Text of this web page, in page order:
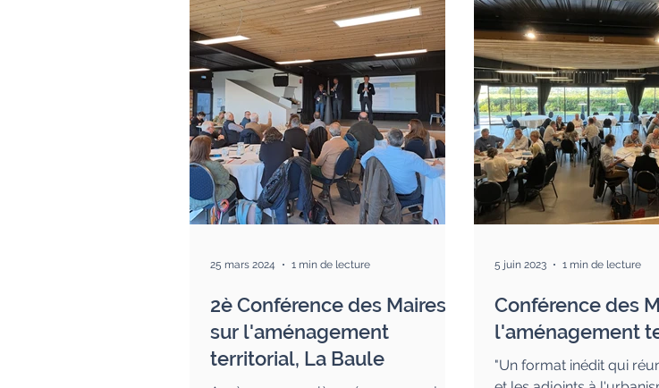
2è Conférence des Maires
sur l'aménagement
territorial, La Baule
25 mars 2024 1 min de lecture
Conférence des
l'aménagement
"Un format inédit qui
5 juin 2023 1 min de lecture